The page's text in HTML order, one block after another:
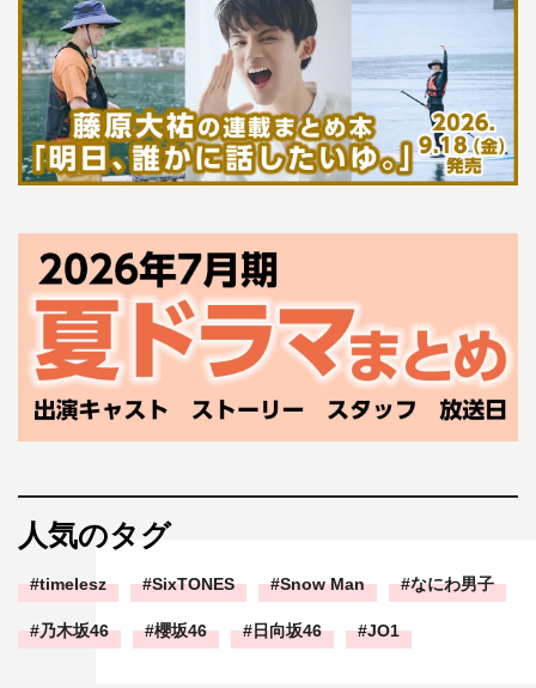
人気のタグ
timelesz SixTONES Snow Man なにわ男子
乃木坂46 櫻坂46 日向坂46 JO1